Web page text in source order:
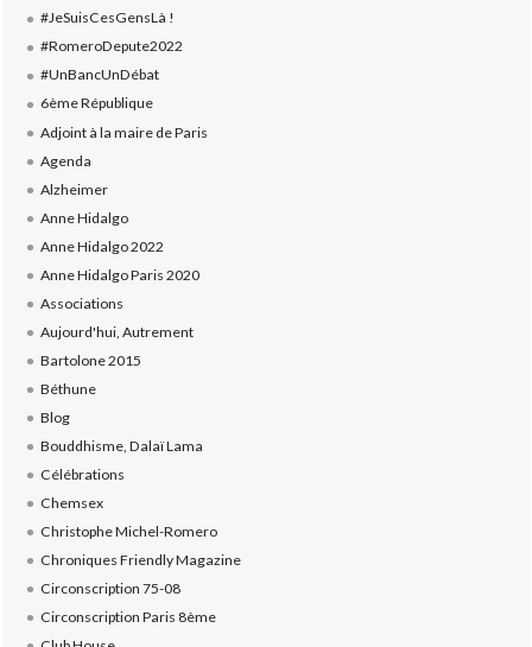
#JeSuisCesGensLà !
#RomeroDepute2022
#UnBancUnDébat
6ème République
Adjoint à la maire de Paris
Agenda
Alzheimer
Anne Hidalgo
Anne Hidalgo 2022
Anne Hidalgo Paris 2020
Associations
Aujourd'hui, Autrement
Bartolone 2015
Béthune
Blog
Bouddhisme, Dalaï Lama
Célébrations
Chemsex
Christophe Michel-Romero
Chroniques Friendly Magazine
Circonscription 75-08
Circonscription Paris 8ème